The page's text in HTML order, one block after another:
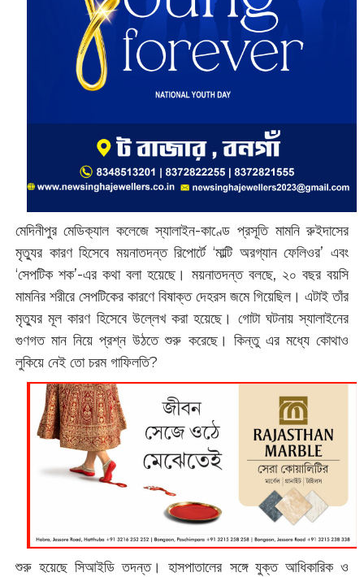
মেদিনীপুর মেডিক্যাল কলেজে স্যালাইন-কাণ্ডে প্রসূতি মামনি রুইদাসের
মৃত্যুর কারণ হিসেবে ময়নাতদন্ত রিপোর্টে ‘মাল্টি অরগ্যান ফেলিওর’ এবং
‘সেপটিক শক’-এর কথা বলা হয়েছে। ময়নাতদন্ত বলছে, ২০ বছর বয়সি
মামনির শরীরে সেপটিকের কারণে বিষাক্ত দেহরস জমে গিয়েছিল। এটাই তাঁর
মৃত্যুর মূল কারণ হিসেবে উল্লেখ করা হয়েছে। গোটা ঘটনায় স্যালাইনের
গুণগত মান নিয়ে প্রশ্ন উঠতে শুরু করেছে। কিন্তু এর মধ্যে কোথাও
লুকিয়ে নেই তো চরম গাফিলতি?
শুরু হয়েছে সিআইডি তদন্ত। হাসপাতালের সঙ্গে যুক্ত আধিকারিক ও